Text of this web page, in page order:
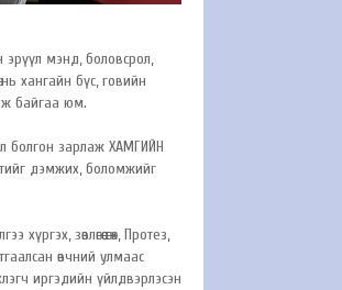
эрүүл мэнд, боловсрол,
нь хангайн бүс, говийн
байгаа юм.
болгон зарлаж ХАМГИЙН
дэмжих, боломжийг
зөвлөгөө өгөх, Протез,
өвчний улмаас
иргэдийн үйлдвэрлэсэн